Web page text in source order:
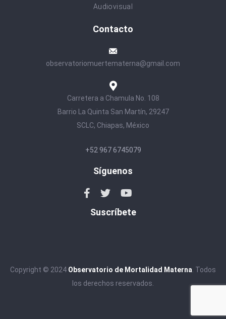
Audiovisual
Contacto
observatoriomuertematerna@gmail.com
Carretera a Chamula No. 108
Barrio La Quinta San Martín, 29247
SCLC, Chiapas, México
+52 967 6745079
Síguenos
Suscríbete
Copyright © 2024 Observatorio de Mortalidad Materna . Todos
los derechos reservados.